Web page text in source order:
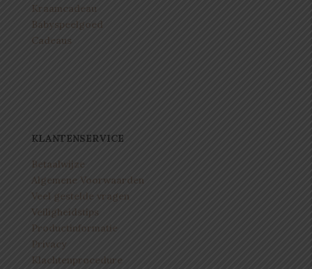
Kraamcadeau
Babyspeelgoed
Cadeaus
KLANTENSERVICE
Betaalwijze
Algemene Voorwaarden
Veel gestelde vragen
Veiligheidstips
Productinformatie
Privacy
Klachtenprocedure